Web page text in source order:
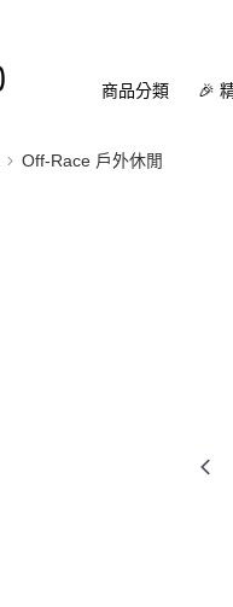
商品分類 🎉
Off-Race 戶外休閒